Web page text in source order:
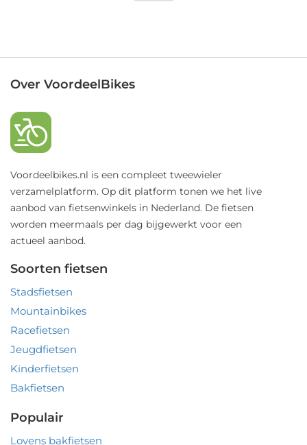
Over VoordeelBikes
Voordeelbikes.nl is een compleet tweewieler
verzamelplatform. Op dit platform tonen we het live
aanbod van fietsenwinkels in Nederland. De fietsen
worden meermaals per dag bijgewerkt voor een
actueel aanbod.
Soorten fietsen
Stadsfietsen
Mountainbikes
Racefietsen
Jeugdfietsen
Kinderfietsen
Bakfietsen
Populair
Lovens bakfietsen